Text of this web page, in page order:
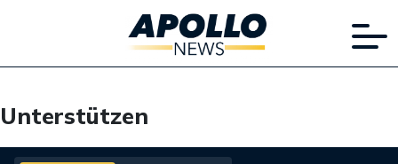
Unterstützen